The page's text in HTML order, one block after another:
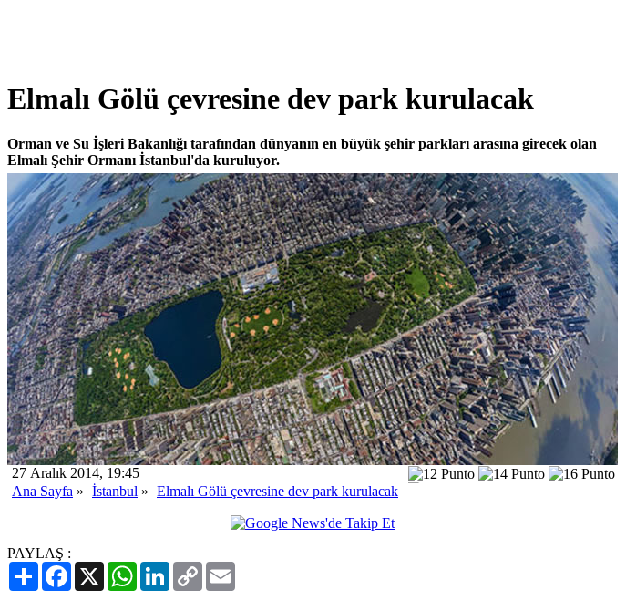
Elmalı Gölü çevresine dev park kurulacak
Orman ve Su İşleri Bakanlığı tarafından dünyanın en büyük şehir parkları arasına girecek olan
Elmalı Şehir Ormanı İstanbul'da kuruluyor.
27 Aralık 2014, 19:45
Ana Sayfa » İstanbul » Elmalı Gölü çevresine dev park kurulacak
PAYLAŞ :
PaylaşFacebook
X WhatsAppLinkedIn
Copy
Link